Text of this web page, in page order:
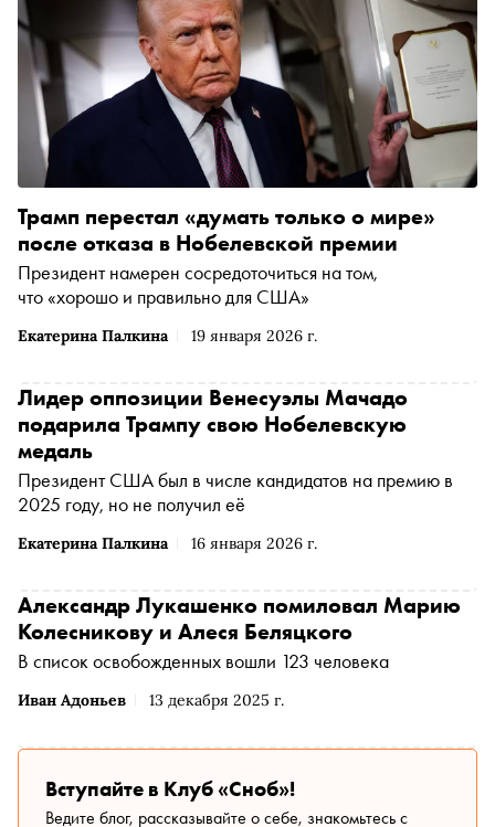
Екатерина Палкина 19 января 2026 г.
Трамп перестал «думать только о мире»
после отказа в Нобелевской премии
Президент намерен сосредоточиться на том,
что «хорошо и правильно для США»
Екатерина Палкина 16 января 2026 г.
Лидер оппозиции Венесуэлы Мачадо
подарила Трампу свою Нобелевскую
медаль
Президент США был в числе кандидатов на премию в
2025 году, но не получил её
Иван Адоньев 13 декабря 2025 г.
Александр Лукашенко помиловал Марию
Колесникову и Алеся Беляцкого
В список освобожденных вошли 123 человека
Вступайте в Клуб «Сноб»!
Ведите блог, рассказывайте о себе, знакомьтесь с